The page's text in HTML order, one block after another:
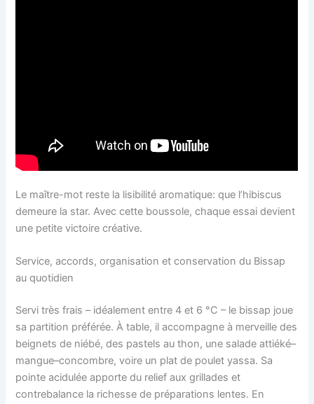
Le maître-mot reste la lisibilité aromatique: que l’hibiscus
demeure la star. Avec cette boussole, chaque essai devient
une petite victoire créative.
Service, accords, organisation et conservation du Bissap
au quotidien
Servi très frais – idéalement entre 4 et 6 °C – le bissap joue
sa partition préférée. À table, il accompagne à merveille des
beignets de niébé, des pastels au thon, une salade attiéké–
mangue–concombre, voire un plat de poulet yassa. Sa
pointe acidulée apporte du relief aux grillades et
contrebalance la richesse de préparations lentes. En